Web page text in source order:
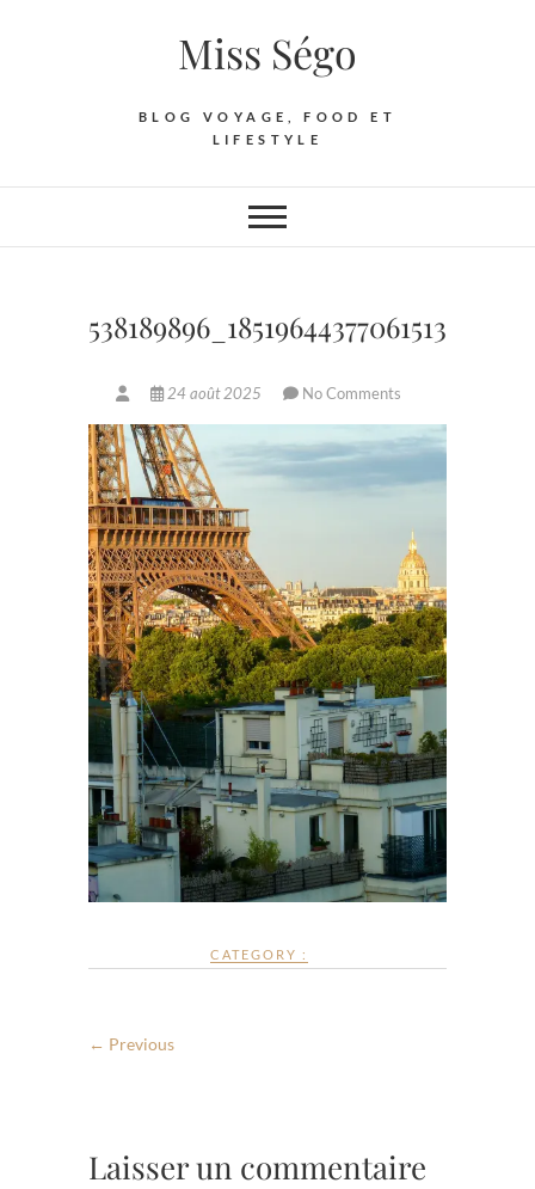
Miss Ségo
BLOG VOYAGE, FOOD ET
LIFESTYLE
24 août 2025 No Comments
CATEGORY :
← Previous
Laisser un commentaire